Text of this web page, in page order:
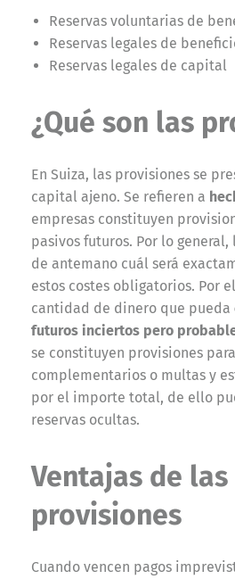
Reservas voluntarias de
Reservas legales de
Reservas legales de capital
¿Qué son las
En Suiza, las provisiones se
capital ajeno. Se refieren a
empresas constituyen
pasivos futuros. Por lo general,
de antemano cuál será
estos costes obligatorios. Por
cantidad de dinero que pueda
futuros inciertos pero
se constituyen provisiones
complementarios o multas y
por el importe total, de ello
reservas ocultas.
Ventajas de las
provisiones
Cuando vencen pagos